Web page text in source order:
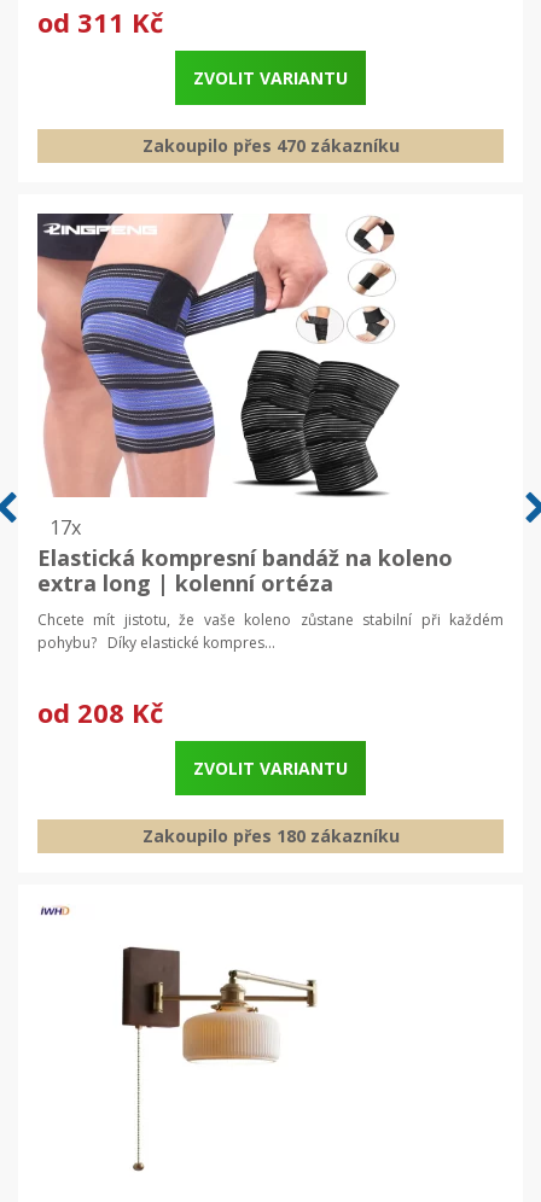
od 311 Kč
ZVOLIT VARIANTU
Zakoupilo přes 470 zákazníku
17x
Elastická kompresní bandáž na koleno
extra long | kolenní ortéza
Chcete mít jistotu, že vaše koleno zůstane stabilní při každém
pohybu? Díky elastické kompres...
od 208 Kč
ZVOLIT VARIANTU
Zakoupilo přes 180 zákazníku